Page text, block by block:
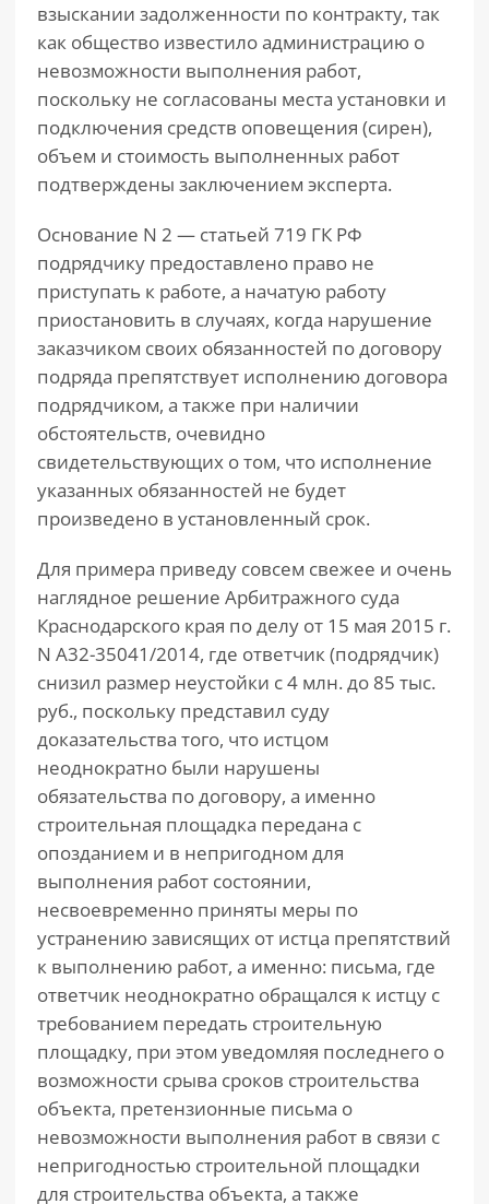
взыскании задолженности по контракту, так
как общество известило администрацию о
невозможности выполнения работ,
поскольку не согласованы места установки и
подключения средств оповещения (сирен),
объем и стоимость выполненных работ
подтверждены заключением эксперта.
Основание N 2 — статьей 719 ГК РФ
подрядчику предоставлено право не
приступать к работе, а начатую работу
приостановить в случаях, когда нарушение
заказчиком своих обязанностей по договору
подряда препятствует исполнению договора
подрядчиком, а также при наличии
обстоятельств, очевидно
свидетельствующих о том, что исполнение
указанных обязанностей не будет
произведено в установленный срок.
Для примера приведу совсем свежее и очень
наглядное решение Арбитражного суда
Краснодарского края по делу от 15 мая 2015 г.
N А32-35041/2014, где ответчик (подрядчик)
снизил размер неустойки с 4 млн. до 85 тыс.
руб., поскольку представил суду
доказательства того, что истцом
неоднократно были нарушены
обязательства по договору, а именно
строительная площадка передана с
опозданием и в непригодном для
выполнения работ состоянии,
несвоевременно приняты меры по
устранению зависящих от истца препятствий
к выполнению работ, а именно: письма, где
ответчик неоднократно обращался к истцу с
требованием передать строительную
площадку, при этом уведомляя последнего о
возможности срыва сроков строительства
объекта, претензионные письма о
невозможности выполнения работ в связи с
непригодностью строительной площадки
для строительства объекта, а также